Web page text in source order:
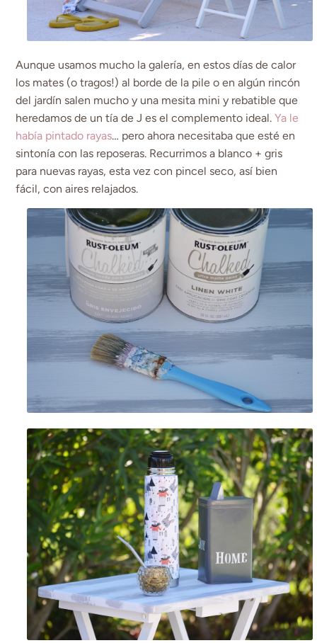
Aunque usamos mucho la galería, en estos días de calor
los mates (o tragos!) al borde de la pile o en algún rincón
del jardín salen mucho y una mesita mini y rebatible que
heredamos de un tía de J es el complemento ideal.Ya le
había pintado rayas… pero ahora necesitaba que esté en
sintonía con las reposeras. Recurrimos a blanco + gris
para nuevas rayas, esta vez con pincel seco, así bien
fácil, con aires relajados.